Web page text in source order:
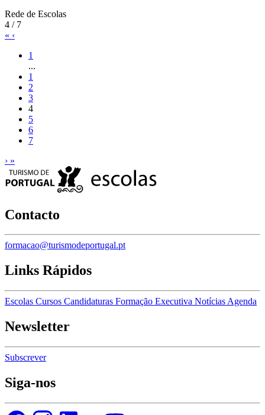
Rede de Escolas
4 / 7
« ‹
1
...
1
2
3
4
5
6
7
› »
Contacto
formacao@turismodeportugal.pt
Links Rápidos
Escolas Cursos Candidaturas Formação Executiva Notícias Agenda
Newsletter
Subscrever
Siga-nos